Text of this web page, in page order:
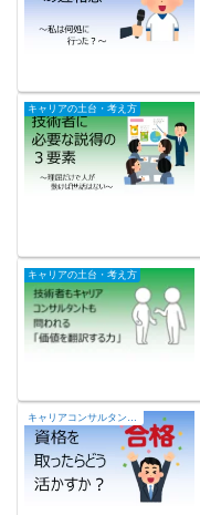
キャリアの土台・考え方
キャリアの土台・考え方
キャリアコンサルタントの部屋